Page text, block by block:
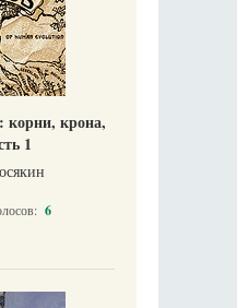
корни, крона,
1
6